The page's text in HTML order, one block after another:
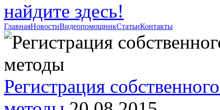
найдите здесь!
ГлавнаяНовостиВидеопомощникСтатьиКонтакты
Регистрация